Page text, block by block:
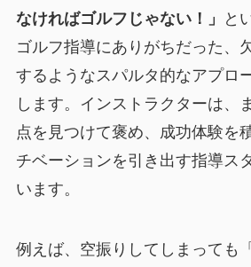
なければゴルフじゃない！」
と
ゴルフ指導にありがちだった、
するようなスパルタ的なアプロ
します。インストラクターは、
点を見つけて褒め、成功体験を
チベーションを引き出す指導ス
います。
例えば、空振りしてしまっても